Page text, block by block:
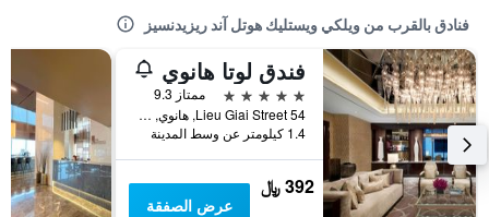
فنادق بالقرب من ويلكي ويستليك هوتل آند ريزيدنسيز
فندق لوتا هانوي
5 نجوم
ممتاز 9.3
54 Lieu Giai Street, هانوي, فيتنام
1.4 كيلومتر عن وسط المدينة
392 ﷼
عرض الصفقة